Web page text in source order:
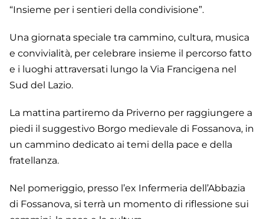
“Insieme per i sentieri della condivisione”.
Una giornata speciale tra cammino, cultura, musica
e convivialità, per celebrare insieme il percorso fatto
e i luoghi attraversati lungo la Via Francigena nel
Sud del Lazio.
La mattina partiremo da Priverno per raggiungere a
piedi il suggestivo Borgo medievale di Fossanova, in
un cammino dedicato ai temi della pace e della
fratellanza.
Nel pomeriggio, presso l’ex Infermeria dell’Abbazia
di Fossanova, si terrà un momento di riflessione sui